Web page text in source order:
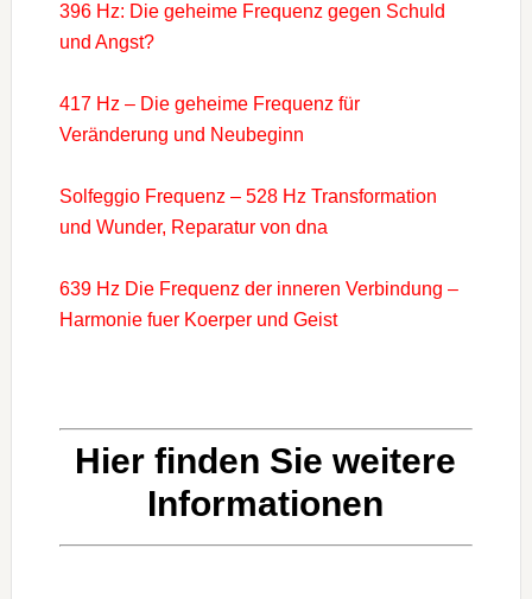
396 Hz: Die geheime Frequenz gegen Schuld
und Angst?
417 Hz – Die geheime Frequenz für
Veränderung und Neubeginn
Solfeggio Frequenz – 528 Hz Transformation
und Wunder, Reparatur von dna
639 Hz Die Frequenz der inneren Verbindung –
Harmonie fuer Koerper und Geist
Hier finden Sie weitere
Informationen